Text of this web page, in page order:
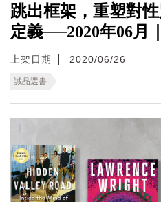
跳出框架，重塑對
定義──2020年06月
上架日期 2020/06/26
誠品選書